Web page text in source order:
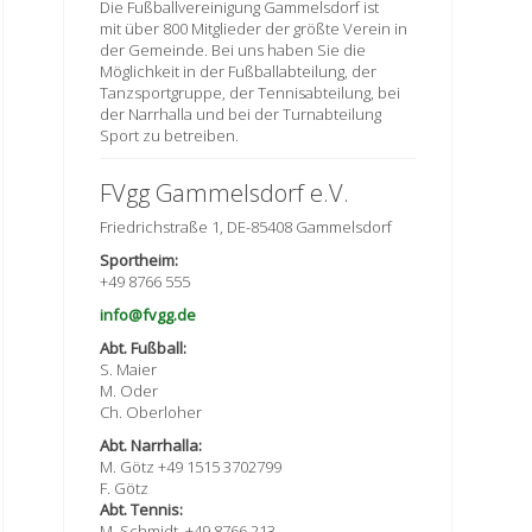
Die Fußballvereinigung Gammelsdorf ist
mit über 800 Mitglieder der größte Verein in
der Gemeinde. Bei uns haben Sie die
Möglichkeit in der Fußballabteilung, der
Tanzsportgruppe, der Tennisabteilung, bei
der Narrhalla und bei der Turnabteilung
Sport zu betreiben.
FVgg Gammelsdorf e.V.
Friedrichstraße 1, DE-85408 Gammelsdorf
Sportheim:
+49 8766 555
info@fvgg.de
Abt. Fußball:
S. Maier
M. Oder
Ch. Oberloher
Abt. Narrhalla:
M. Götz +49 1515 3702799
F. Götz
Abt. Tennis: